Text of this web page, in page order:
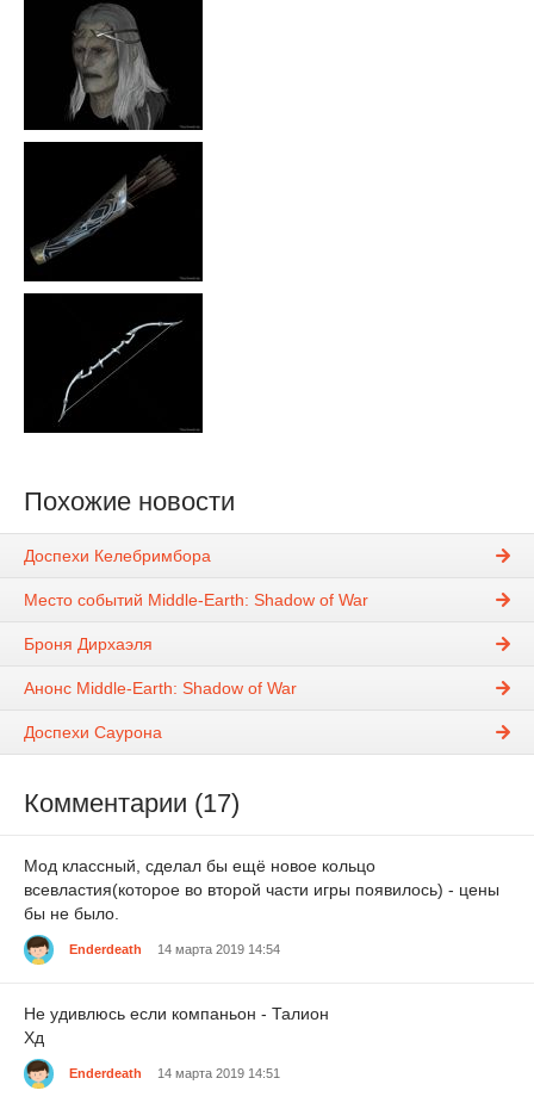
Похожие новости
Доспехи Келебримбора
Место событий Middle-Earth: Shadow of War
Броня Дирхаэля
Анонс Middle-Earth: Shadow of War
Доспехи Саурона
Комментарии (17)
Мод классный, сделал бы ещё новое кольцо
всевластия(которое во второй части игры появилось) - цены
бы не было.
Enderdeath 14 марта 2019 14:54
Не удивлюсь если компаньон - Талион
Хд
Enderdeath 14 марта 2019 14:51